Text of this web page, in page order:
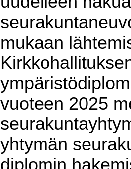
mukaan
vuoteen 2025
yhtymän
diplomin